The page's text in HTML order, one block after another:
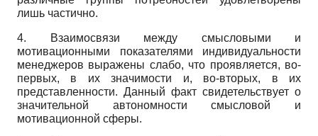
лишь частично.
4. Взаимосвязи между смысловыми и
мотивационными показателями индивидуальности
менеджеров выражены слабо, что проявляется, во-
первых, в их значимости и, во-вторых, в их
представленности. Данный факт свидетельствует о
значительной автономности смысловой и
мотивационной сферы.